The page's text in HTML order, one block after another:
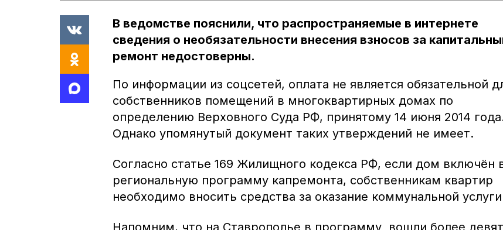
В ведомстве пояснили, что распространяемые в интернете
сведения о необязательности внесения взносов за
ремонт недостоверны.
По информации из соцсетей, оплата не является обязательной
собственников помещений в многоквартирных домах по
определению Верховного Суда РФ, принятому 14 июня 2014
Однако упомянутый документ таких утверждений не имеет.
Согласно статье 169 Жилищного кодекса РФ, если дом включён
региональную программу капремонта, собственникам квартир
необходимо вносить средства за оказание коммунальной
Напомним, что на Ставрополье в программу вошли более